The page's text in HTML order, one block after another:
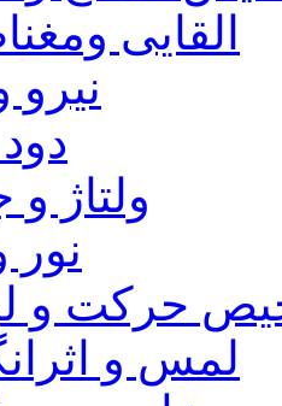
القایی
ولتاژ و
نور
حرکت و
لمس و